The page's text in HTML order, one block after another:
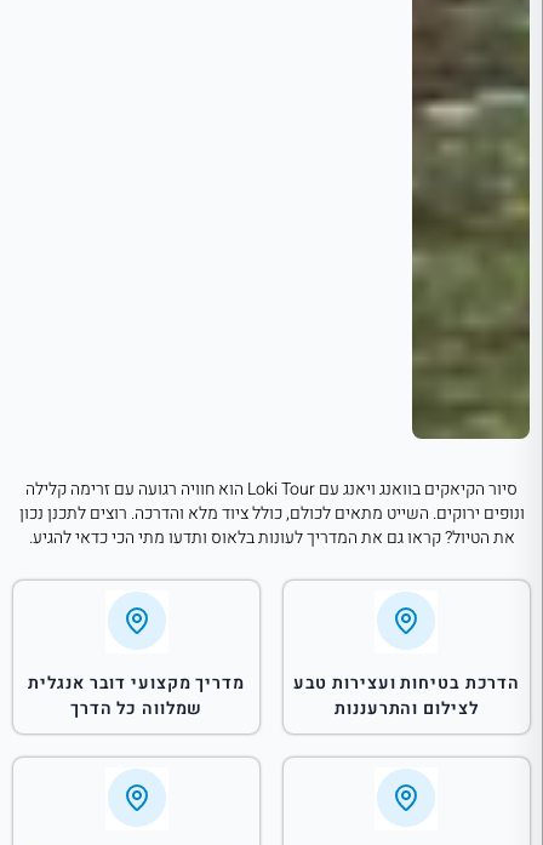
סיור הקיאקים בוואנג ויאנג עם Loki Tour הוא חוויה רגועה עם זרימה קלילה
ונופים ירוקים. השייט מתאים לכולם, כולל ציוד מלא והדרכה. רוצים לתכנן נכון
את הטיול? קראו גם את המדריך לעונות בלאוס ותדעו מתי הכי כדאי להגיע.
הדרכת בטיחות ועצירות טבע
לצילום והתרעננות
מדריך מקצועי דובר אנגלית
שמלווה כל הדרך